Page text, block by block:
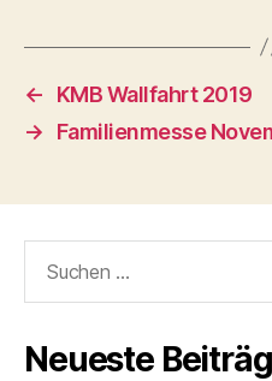
←
KMB Wallfahrt 2019
→
Familienmesse
nach:
Neueste